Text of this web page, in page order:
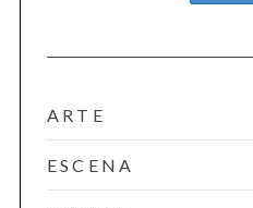
ARTE
ESCENA